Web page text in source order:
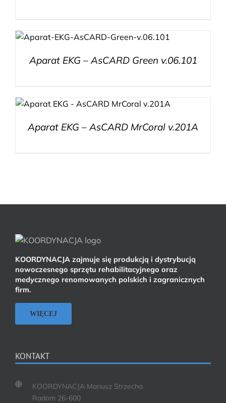
Aparat EKG – AsCARD Green v.06.101
Aparat EKG – AsCARD MrCoral v.201A
KOORDYNACJA zajmuje się produkcją i dystrybucją
nowoczesnego sprzętu rehabilitacyjnego oraz
medycznego renomowanych polskich i zagranicznych
firm.
WIĘCEJ
KONTAKT
KOORDYNACJA Mariusz Strzecha
Radom 26-600